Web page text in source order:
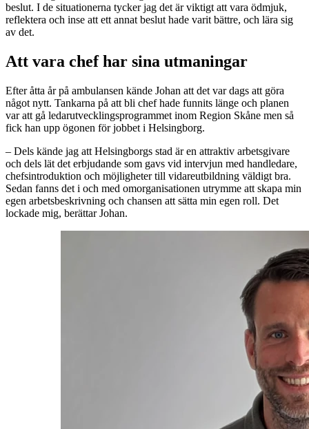
beslut. I de situationerna tycker jag det är viktigt att vara ödmjuk,
reflektera och inse att ett annat beslut hade varit bättre, och lära sig
av det.
Att vara chef har sina utmaningar
Efter åtta år på ambulansen kände Johan att det var dags att göra
något nytt. Tankarna på att bli chef hade funnits länge och planen
var att gå ledarutvecklingsprogrammet inom Region Skåne men så
fick han upp ögonen för jobbet i Helsingborg.
– Dels kände jag att Helsingborgs stad är en attraktiv arbetsgivare
och dels lät det erbjudande som gavs vid intervjun med handledare,
chefsintroduktion och möjligheter till vidareutbildning väldigt bra.
Sedan fanns det i och med omorganisationen utrymme att skapa min
egen arbetsbeskrivning och chansen att sätta min egen roll. Det
lockade mig, berättar Johan.